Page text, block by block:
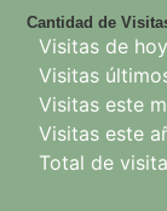
Cantidad de
Visitas de
Visitas
Visitas este
Visitas este
Total de